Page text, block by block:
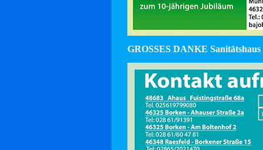
GROSSES DANKE